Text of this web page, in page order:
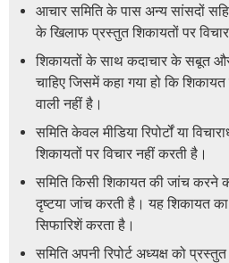
आचार समिति के पास अन्य सांसदों सहित
के खिलाफ प्रस्तुत शिकायतों पर
शिकायतों के साथ कदाचार के सबूत
चाहिए जिसमें कहा गया हो कि
वाली नहीं है।
समिति केवल मीडिया रिपोर्टों या
शिकायतों पर विचार नहीं करती है।
समिति किसी शिकायत की जांच करने
दृष्टया जांच करती है। यह शिकायत
सिफारिशें करता है।
समिति अपनी रिपोर्ट अध्यक्ष को